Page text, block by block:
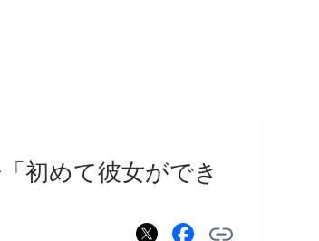
初めて彼女ができ